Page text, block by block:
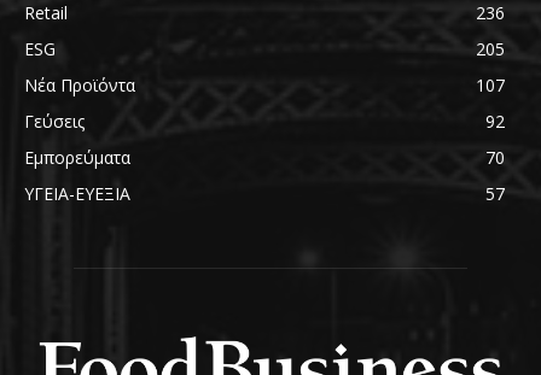
Retail
236
ESG
205
Νέα Προϊόντα
107
Γεύσεις
92
Εμπορεύματα
70
ΥΓΕΙΑ-ΕΥΕΞΙΑ
57